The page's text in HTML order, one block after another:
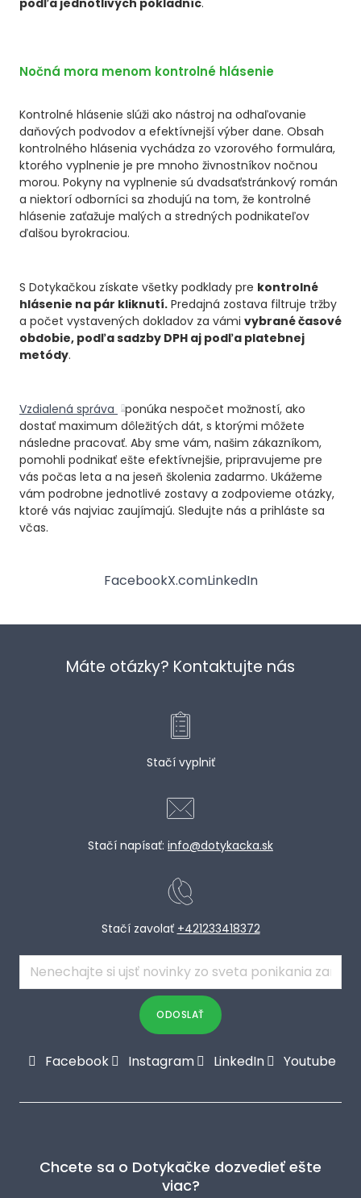
podľa jednotlivých pokladníc.
Nočná mora menom kontrolné hlásenie
Kontrolné hlásenie slúži ako nástroj na odhaľovanie
daňových podvodov a efektívnejší výber dane. Obsah
kontrolného hlásenia vychádza zo vzorového formulára,
ktorého vyplnenie je pre mnoho živnostníkov nočnou
morou. Pokyny na vyplnenie sú dvadsaťstránkový román
a niektorí odborníci sa zhodujú na tom, že kontrolné
hlásenie zaťažuje malých a stredných podnikateľov
ďalšou byrokraciou.
S Dotykačkou získate všetky podklady pre kontrolné
hlásenie na pár kliknutí. Predajná zostava filtruje tržby
a počet vystavených dokladov za vámi vybrané časové
obdobie, podľa sadzby DPH aj podľa platebnej
metódy.
Vzdialená správa
ponúka nespočet možností, ako
dostať maximum dôležitých dát, s ktorými môžete
následne pracovať. Aby sme vám, našim zákazníkom,
pomohli podnikať ešte efektívnejšie, pripravujeme pre
vás počas leta a na jeseň školenia zadarmo. Ukážeme
vám podrobne jednotlivé zostavy a zodpovieme otázky,
ktoré vás najviac zaujímajú. Sledujte nás a prihláste sa
včas.
FacebookX.comLinkedIn
Máte otázky? Kontaktujte nás
Stačí vyplniť
Stačí napísať: info@dotykacka.sk
Stačí zavolať +421233418372
mail*
ODOSLAŤ
Facebook Instagram LinkedIn Youtube
Chcete sa o Dotykačke dozvedieť ešte
viac?